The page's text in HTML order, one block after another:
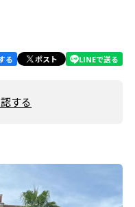
る ポスト LINEで送る
する